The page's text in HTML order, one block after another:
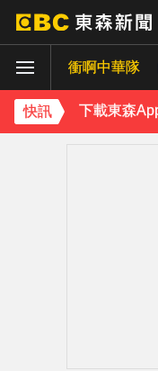
衝啊中華隊
快訊
下載東森